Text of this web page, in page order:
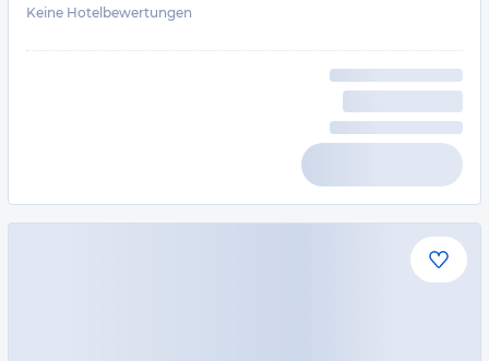
Keine Hotelbewertungen